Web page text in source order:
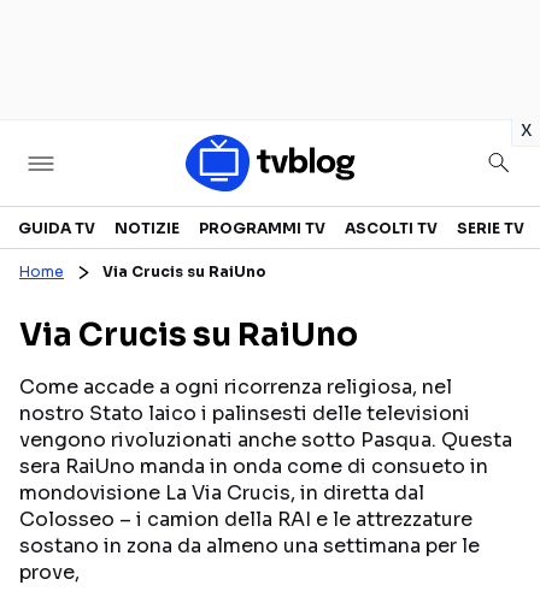
x
Televisione
CANALI TV
PROGRAMMI TV
PERSONAGGI TV
SERIE TV
REALITY SHOW
FICTION
Streaming
NETFLIX
GUIDA TV NOTIZIE PROGRAMMI TV ASCOLTI TV SERIE TV
Home Via Crucis su RaiUno
Via Crucis su RaiUno
Come accade a ogni ricorrenza religiosa, nel
nostro Stato laico i palinsesti delle televisioni
vengono rivoluzionati anche sotto Pasqua. Questa
sera RaiUno manda in onda come di consueto in
mondovisione La Via Crucis, in diretta dal
Colosseo – i camion della RAI e le attrezzature
sostano in zona da almeno una settimana per le
prove,